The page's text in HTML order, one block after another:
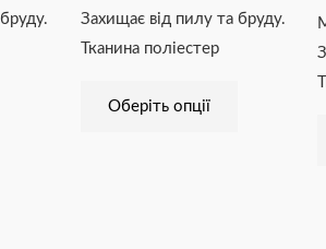
товару
Захищає від пилу та бруду.
Тканина поліестер
Оберіть опції
товару